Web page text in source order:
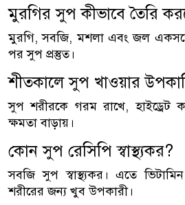
মুরগির সুপ কীভাবে তৈরি
মুরগি, সবজি, মশলা এবং জল
পর সুপ প্রস্তুত।
শীতকালে সুপ খাওয়ার
সুপ শরীরকে গরম রাখে, হাইড্রেট
ক্ষমতা বাড়ায়।
কোন সুপ রেসিপি স্বাস্থ্যকর?
সবজি সুপ স্বাস্থ্যকর। এতে
শরীরের জন্য খুব উপকারী।